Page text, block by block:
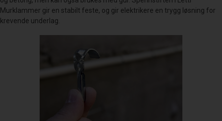
Murklammer gir en stabilt feste, og gir elektrikere en trygg løsning for
krevende underlag.